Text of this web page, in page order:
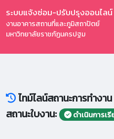
ระบบแจ้งซ่อม-ปรับปรุงออนไลน์
งานอาคารสถานที่และภูมิสถาปัตย์
มหาวิทยาลัยราชภัฏนครปฐม
ไทม์ไลน์สถานะการทำงาน
สถานะใบงาน:
ดำเนินการเ